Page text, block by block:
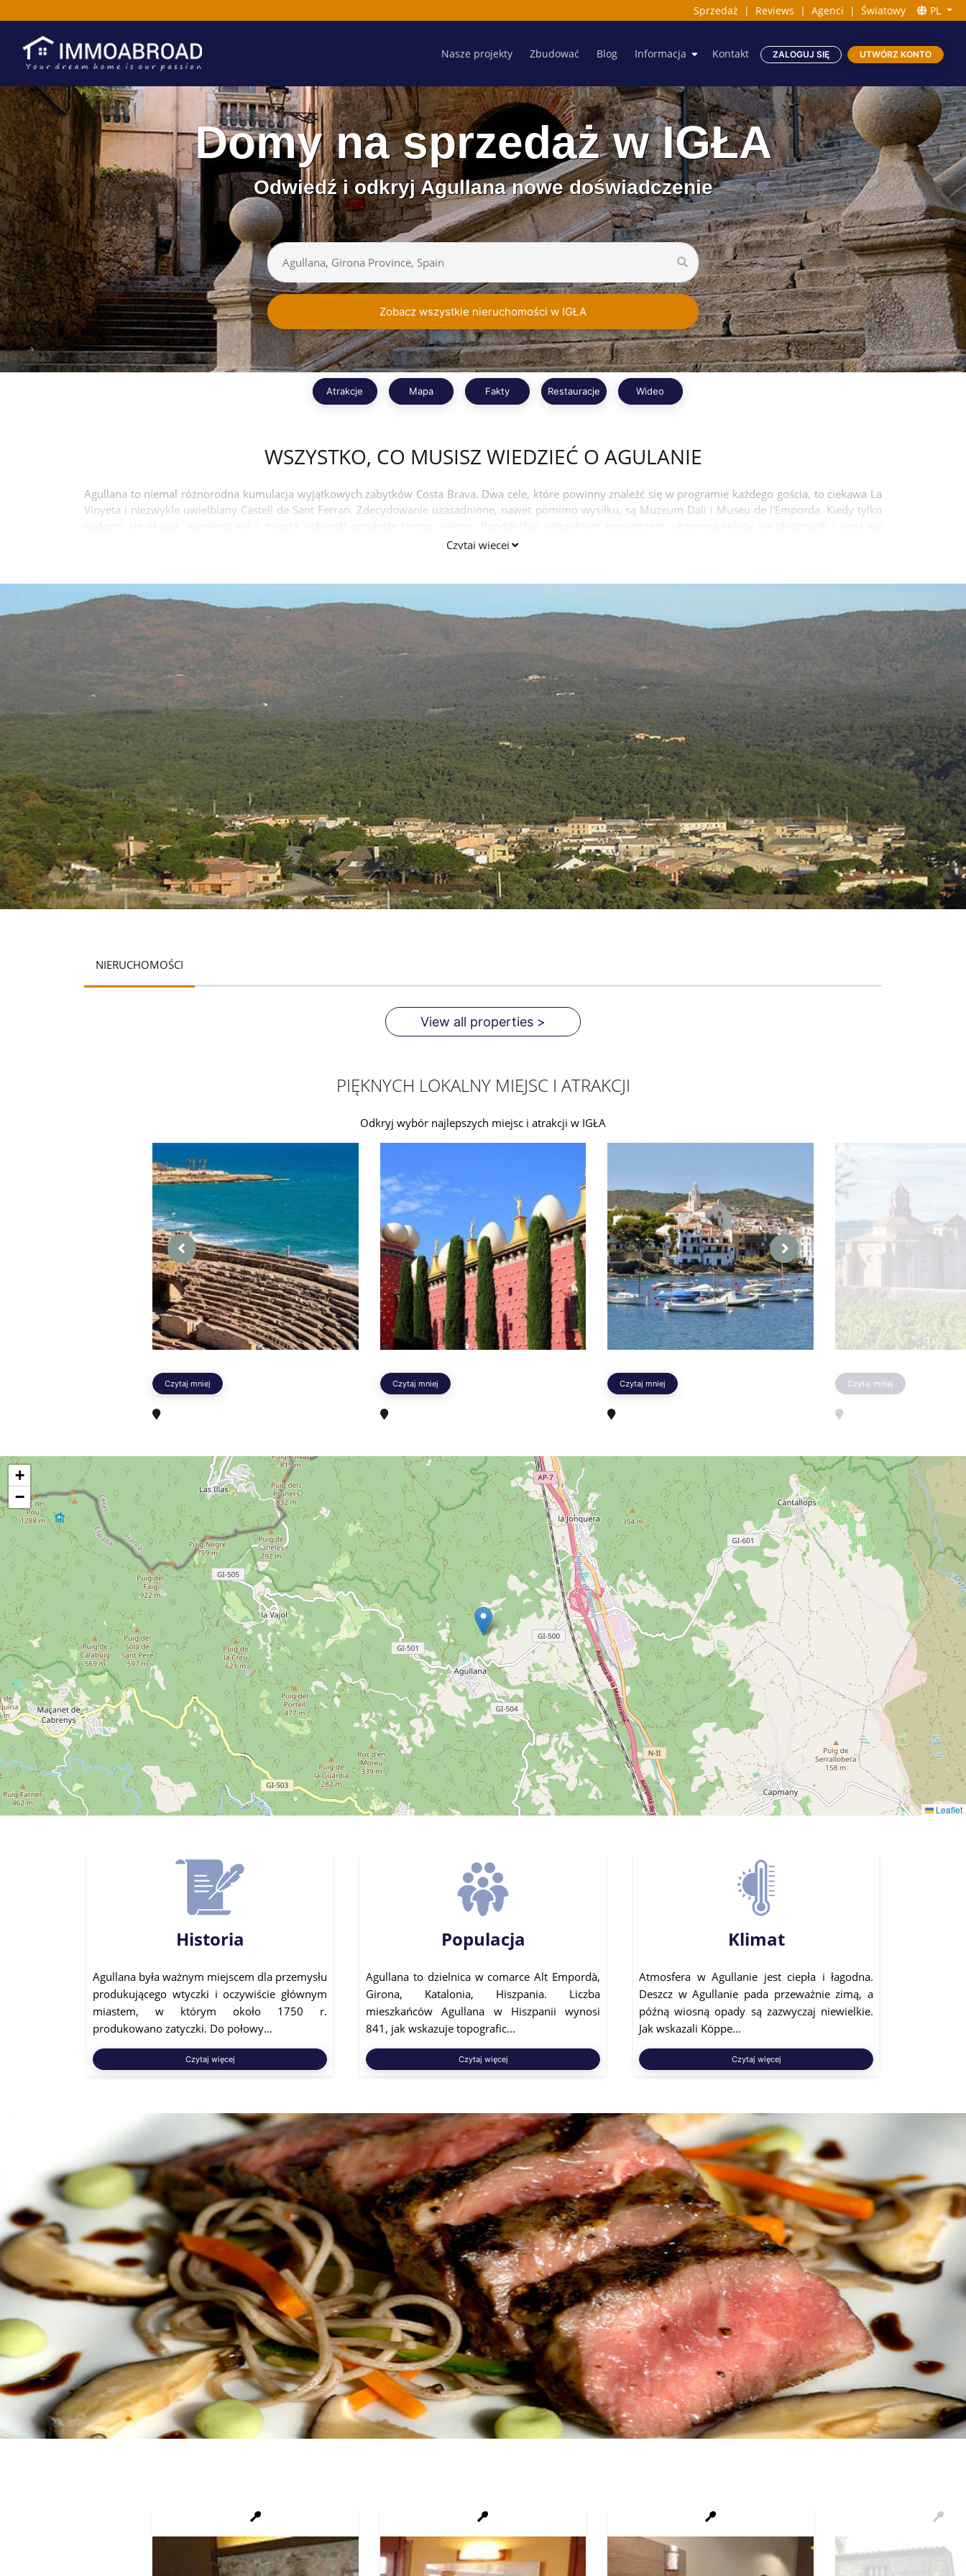
Sprzedaż | Reviews | Agenci | Światowy PL
Nasze projekty Zbudować Blog Informacja Kontakt ZALOGUJ SIĘ UTWÓRZ KONTO
Domy na sprzedaż w IGŁA
Odwiedź i odkryj Agullana nowe doświadczenie
Zobacz wszystkie nieruchomości w IGŁA
Atrakcje Mapa Fakty Restauracje Wideo
WSZYSTKO, CO MUSISZ WIEDZIEĆ O AGULANIE
Agullana to niemal różnorodna kumulacja wyjątkowych zabytków Costa Brava. Dwa cele, które powinny znaleźć się w programie każdego gościa, to ciekawa La
Vinyeta i niezwykle uwielbiany Castell de Sant Ferran. Zdecydowanie uzasadnione, nawet pomimo wysiłku, są Muzeum Dali i Museu de l'Emporda. Kiedy tylko
nadarzy się okazja, wyrwiesz się z miasta, odwiedź przyległe tereny zielone. Pooddychaj naturalnym powietrzem, obserwuj rekiny na płyciznach i ciesz się
Czytaj więcej
NIERUCHOMOŚCI
View all properties >
PIĘKNYCH LOKALNY MIEJSC I ATRAKCJI
Odkryj wybór najlepszych miejsc i atrakcji w IGŁA
Czytaj mniej Czytaj mniej Czytaj mniej Czytaj mniej
+
−
Leaflet
Historia
Agullana była ważnym miejscem dla przemysłu
produkującego wtyczki i oczywiście głównym
miastem, w którym około 1750 r.
produkowano zatyczki. Do połowy...
Czytaj więcej
Populacja
Agullana to dzielnica w comarce Alt Empordà,
Girona, Katalonia, Hiszpania. Liczba
mieszkańców Agullana w Hiszpanii wynosi
841, jak wskazuje topografic...
Czytaj więcej
Klimat
Atmosfera w Agullanie jest ciepła i łagodna.
Deszcz w Agullanie pada przeważnie zimą, a
późną wiosną opady są zazwyczaj niewielkie.
Jak wskazali Köppe...
Czytaj więcej